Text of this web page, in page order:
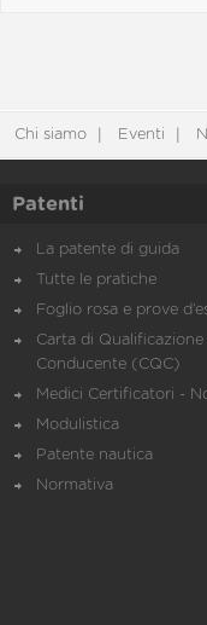
Chi siamo Eventi
Patenti
La patente di guida
Tutte le pratiche
Foglio rosa e prove
Carta di Qualificazione
Conducente (CQC)
Medici Certificatori -
Modulistica
Patente nautica
Normativa